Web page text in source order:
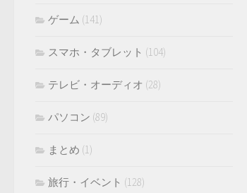
ゲーム (141)
スマホ・タブレット (104)
テレビ・オーディオ (28)
パソコン (89)
まとめ (1)
旅行・イベント (128)